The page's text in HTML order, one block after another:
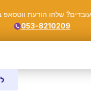
שלחו הודעת ווטסאפ
053-8210209